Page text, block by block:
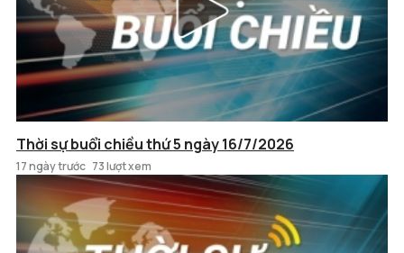
Thời sự buổi chiều thứ 5 ngày 16/7/2026
17 ngày trước 73 lượt xem